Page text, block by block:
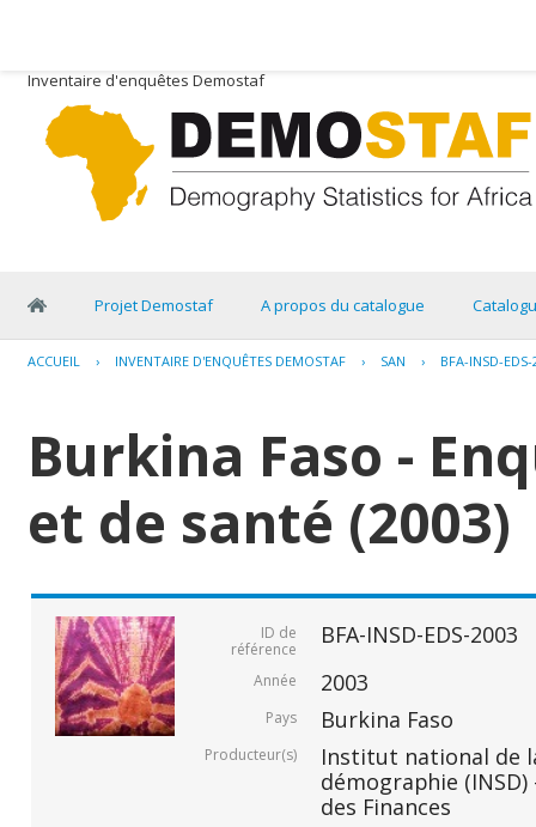
Inventaire d'enquêtes Demostaf
Projet Demostaf A propos du catalogue
ACCUEIL › INVENTAIRE D'ENQUÊTES DEMOSTAF › SAN › BFA-INSD-
Burkina Faso -
et de santé (2003)
ID de
référence
BFA-INSD-EDS-2003
Année 2003
Pays Burkina Faso
Producteur(s)
Institut national de
démographie
des Finances